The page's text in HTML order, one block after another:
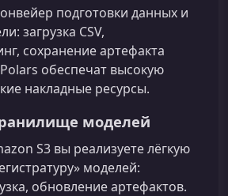
подготовки данных и
загрузка CSV,
сохранение артефакта
обеспечат высокую
накладные ресурсы.
моделей
S3 вы реализуете лёгкую
моделей:
обновление артефактов.